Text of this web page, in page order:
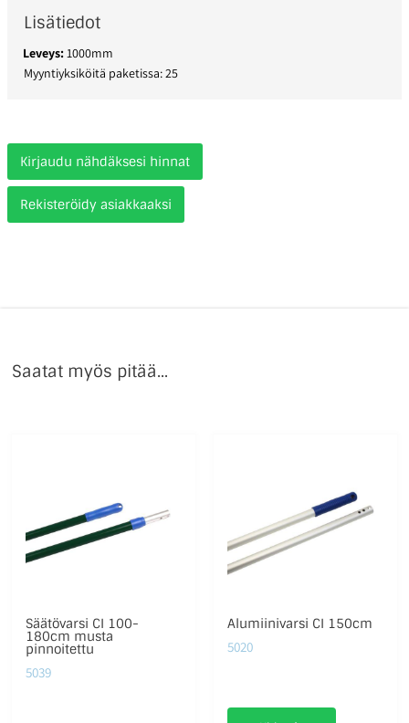
Lisätiedot
Leveys:1000mm
Myyntiyksiköitä paketissa: 25
Kirjaudu nähdäksesi hinnat
Rekisteröidy asiakkaaksi
Saatat myös pitää...
Säätövarsi CI 100-
180cm musta
pinnoitettu
5039
Alumiinivarsi CI 150cm
5020